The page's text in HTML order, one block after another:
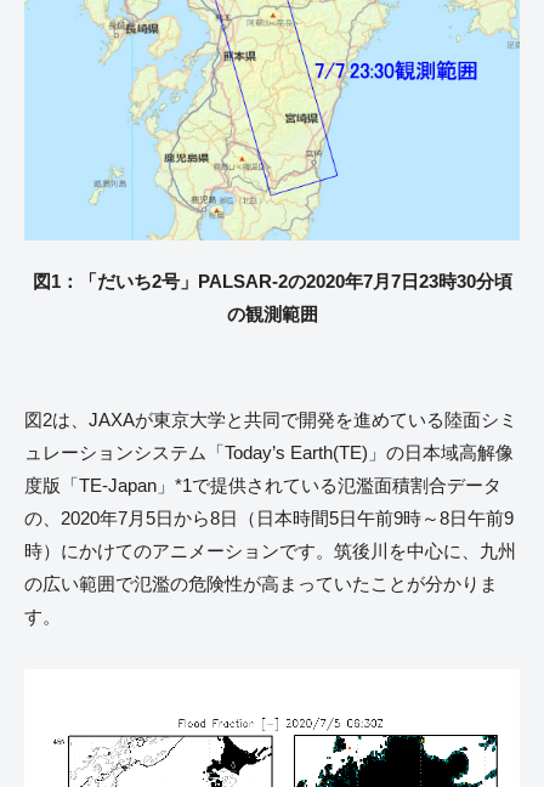
図1：「だいち2号」PALSAR-2の2020年7月7日23時30分頃
の観測範囲
図2は、JAXAが東京大学と共同で開発を進めている陸面シミ
ュレーションシステム「Today’s Earth(TE)」の日本域高解像
度版「TE-Japan」*1で提供されている氾濫面積割合データ
の、2020年7月5日から8日（日本時間5日午前9時～8日午前9
時）にかけてのアニメーションです。筑後川を中心に、九州
の広い範囲で氾濫の危険性が高まっていたことが分かりま
す。